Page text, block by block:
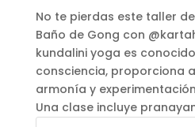
No te pierdas este taller
Baño de Gong con
kundalini yoga es
consciencia, proporciona
armonía y
Una clase incluye